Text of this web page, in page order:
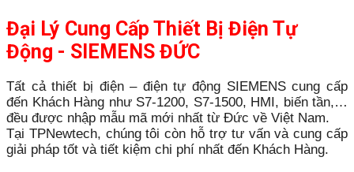
Đại Lý Cung Cấp Thiết Bị Điện Tự
Động - SIEMENS ĐỨC
Tất cả thiết bị điện – điện tự động SIEMENS cung cấp
đến Khách Hàng như S7-1200, S7-1500, HMI, biến tần,…
đều được nhập mẫu mã mới nhất từ Đức về Việt Nam.
Tại TPNewtech, chúng tôi còn hỗ trợ tư vấn và cung cấp
giải pháp tốt và tiết kiệm chi phí nhất đến Khách Hàng.